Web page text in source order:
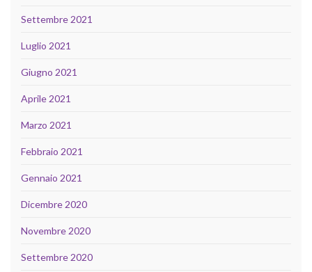
Settembre 2021
Luglio 2021
Giugno 2021
Aprile 2021
Marzo 2021
Febbraio 2021
Gennaio 2021
Dicembre 2020
Novembre 2020
Settembre 2020